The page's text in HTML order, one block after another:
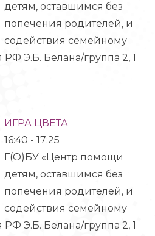
детям, оставшимся без
попечения родителей, и
содействия семейному
РФ Э.Б. Белана/группа 2, 1
ИГРА ЦВЕТА
16:40 - 17:25
Г(О)БУ «Центр помощи
детям, оставшимся без
попечения родителей, и
содействия семейному
РФ Э.Б. Белана/группа 2, 1